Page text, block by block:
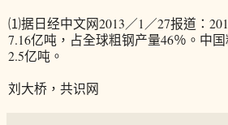
⑴据日经中文网2013／1／27报道：
7.16亿吨，占全球粗钢产量46％。中
2.5亿吨。
刘大桥，共识网